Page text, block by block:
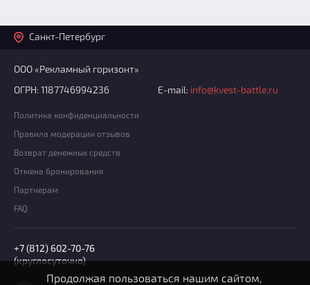
Санкт-Петербург
ООО «Рекламный горизонт»
ОГРН: 1187746994236
E-mail: info@kvest-battle.ru
Политика конфиденциальности
Правила модерации отзывов
Возврат денежных средств
Отмена бронирования
Партнерам
FAQ
+7 (812) 602-70-76
(круглосуточно)
Продолжая пользоваться нашим сайтом,